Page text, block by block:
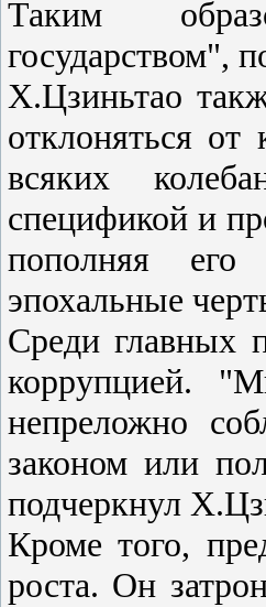
Таким
государством",
Х.Цзиньтао
отклоняться от
всяких
спецификой и
пополняя его
эпохальные
Среди главных
коррупцией.
непреложно
законом или
подчеркнул
Кроме того,
роста. Он